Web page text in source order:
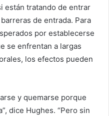
están tratando de entrar
de entrada. Para
por establecerse
se enfrentan a largas
los efectos pueden
y quemarse porque
dice Hughes. “Pero sin